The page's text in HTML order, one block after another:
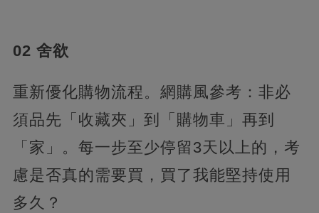
02 舍欲
重新優化購物流程。網購風參考：非必
須品先「收藏夾」到「購物車」再到
「家」。每一步至少停留3天以上的，考
慮是否真的需要買，買了我能堅持使用
多久？